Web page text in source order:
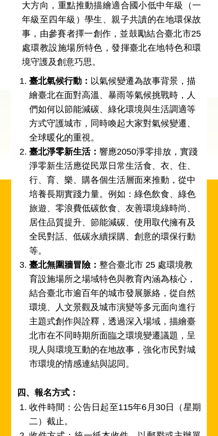
大方向，重點推動描繪適合國小低中年級（一
年級至四年級）學生、親子共讀的在地環保故
事，由參賽者擇一創作，並鼓勵結合臺北市25
處環教設施場所特色，發揮臺北在地特色和環
境守護及創意巧思。
臺北氣候行動： 以氣候變遷為故事背景，描
繪臺北在面對高溫、暴雨等氣候挑戰時，人
們如何以節能減碳、綠化環境與生活調適等
方式守護城市，同時喚起大家對氣候變遷、
全球暖化的重視。
臺北淨零新生活： 響應2050淨零排放，實踐
淨零新生活應從民眾日常生活食、衣、住、
行、育、樂、購各個生活層面來推動，從中
培養長期實踐力量。例如：綠色飲食、綠色
旅遊、零浪費低碳飲食、友善環境綠時尚、
居住品質提升、節能減碳、使用取代擁有及
全民對話、低碳永續採購、創意的環保行動
等。
臺北無圍牆冒險： 整合臺北市 25 處環境教
育設施場所之場域特色與教育內涵為核心，
結合臺北市逾百年的城市發展脈絡，從自然
環境、人文景觀及城市演變等多元面向進行
主題式創作與詮釋，透過深入場域，描繪臺
北市在不同時期所面臨之環境變遷議題，呈
現人與環境互動的在地故事，強化市民對城
市環境的情感連結與認同。
四、報名方式：
收件時間：公告日起至115年6月30日（星期
二）截止。